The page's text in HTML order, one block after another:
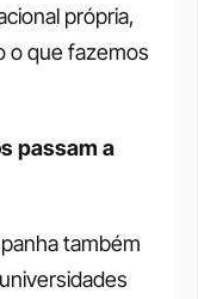
própria,
o que fazemos
passam a
também